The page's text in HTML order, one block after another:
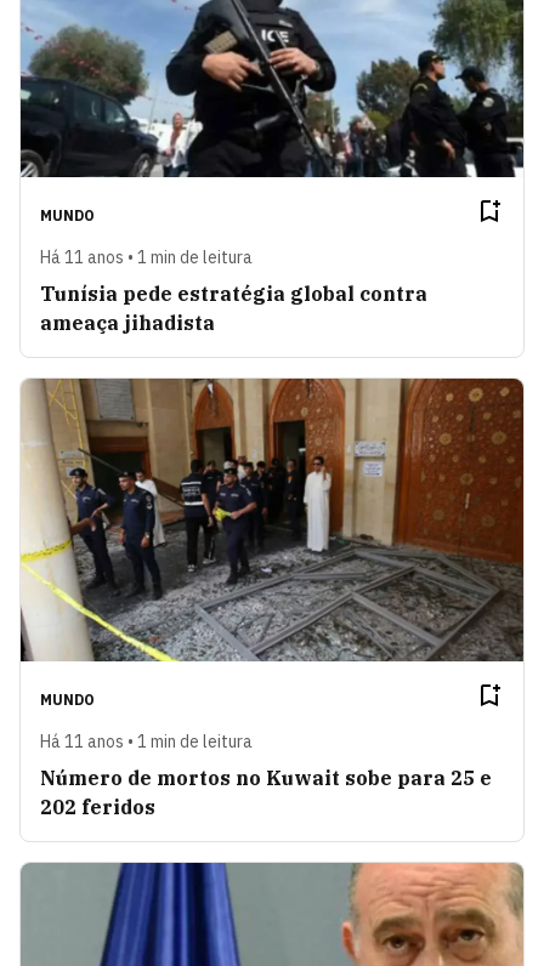
MUNDO
Há 11 anos • 1 min de leitura
Tunísia pede estratégia global contra
ameaça jihadista
MUNDO
Há 11 anos • 1 min de leitura
Número de mortos no Kuwait sobe para 25 e
202 feridos